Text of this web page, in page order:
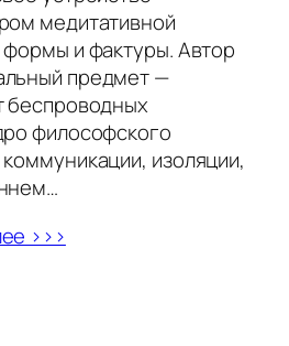
медитативной
и фактуры. Автор
предмет —
беспроводных
философского
изоляции,
>>>